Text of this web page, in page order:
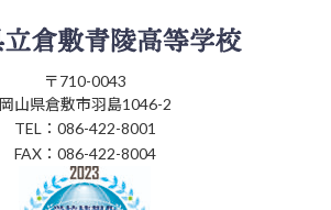
〒710-0043
岡山県倉敷市羽島1046-2
TEL：086-422-8001
FAX：086-422-8004